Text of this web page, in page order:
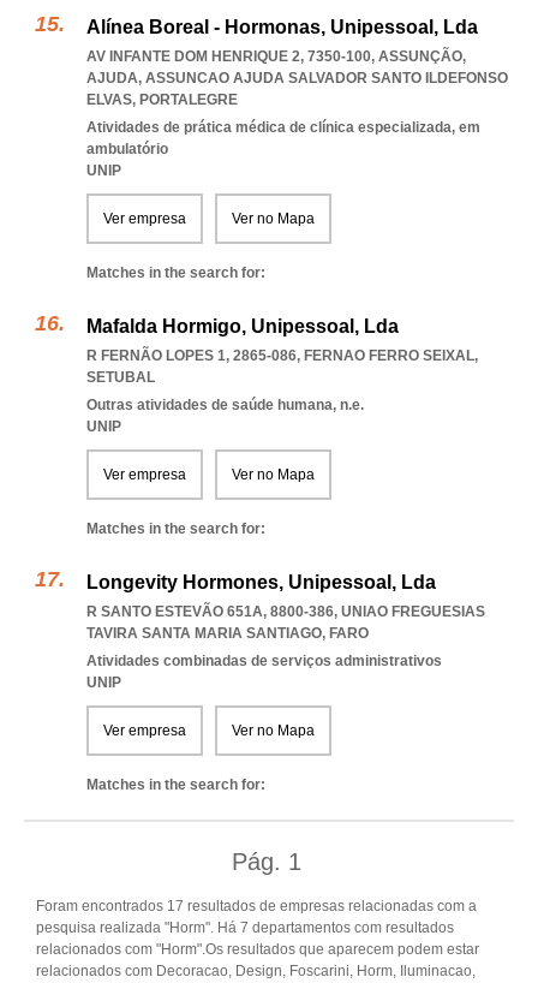
Alínea Boreal - Hormonas, Unipessoal, Lda
AV INFANTE DOM HENRIQUE 2, 7350-100, ASSUNÇÃO,
AJUDA, ASSUNCAO AJUDA SALVADOR SANTO ILDEFONSO
ELVAS, PORTALEGRE
Atividades de prática médica de clínica especializada, em
ambulatório
UNIP
Ver empresa Ver no Mapa
Matches in the search for:
Mafalda Hormigo, Unipessoal, Lda
R FERNÃO LOPES 1, 2865-086, FERNAO FERRO SEIXAL,
SETUBAL
Outras atividades de saúde humana, n.e.
UNIP
Ver empresa Ver no Mapa
Matches in the search for:
Longevity Hormones, Unipessoal, Lda
R SANTO ESTEVÃO 651A, 8800-386, UNIAO FREGUESIAS
TAVIRA SANTA MARIA SANTIAGO, FARO
Atividades combinadas de serviços administrativos
UNIP
Ver empresa Ver no Mapa
Matches in the search for:
Pág. 1
Foram encontrados 17 resultados de empresas relacionadas com a
pesquisa realizada "Horm". Há 7 departamentos com resultados
relacionados com "Horm".Os resultados que aparecem podem estar
relacionados com Decoracao, Design, Foscarini, Horm, Iluminacao,